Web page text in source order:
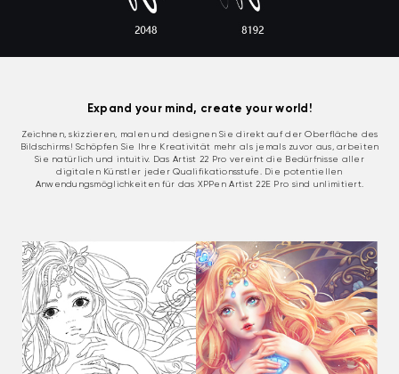
Expand your mind, create your world!
Zeichnen, skizzieren, malen und designen Sie direkt auf der Oberfläche des
Bildschirms! Schöpfen Sie Ihre Kreativität mehr als jemals zuvor aus, arbeiten
Sie natürlich und intuitiv. Das Artist 22 Pro vereint die Bedürfnisse aller
digitalen Künstler jeder Qualifikationsstufe. Die potentiellen
Anwendungsmöglichkeiten für das XPPen Artist 22E Pro sind unlimitiert.